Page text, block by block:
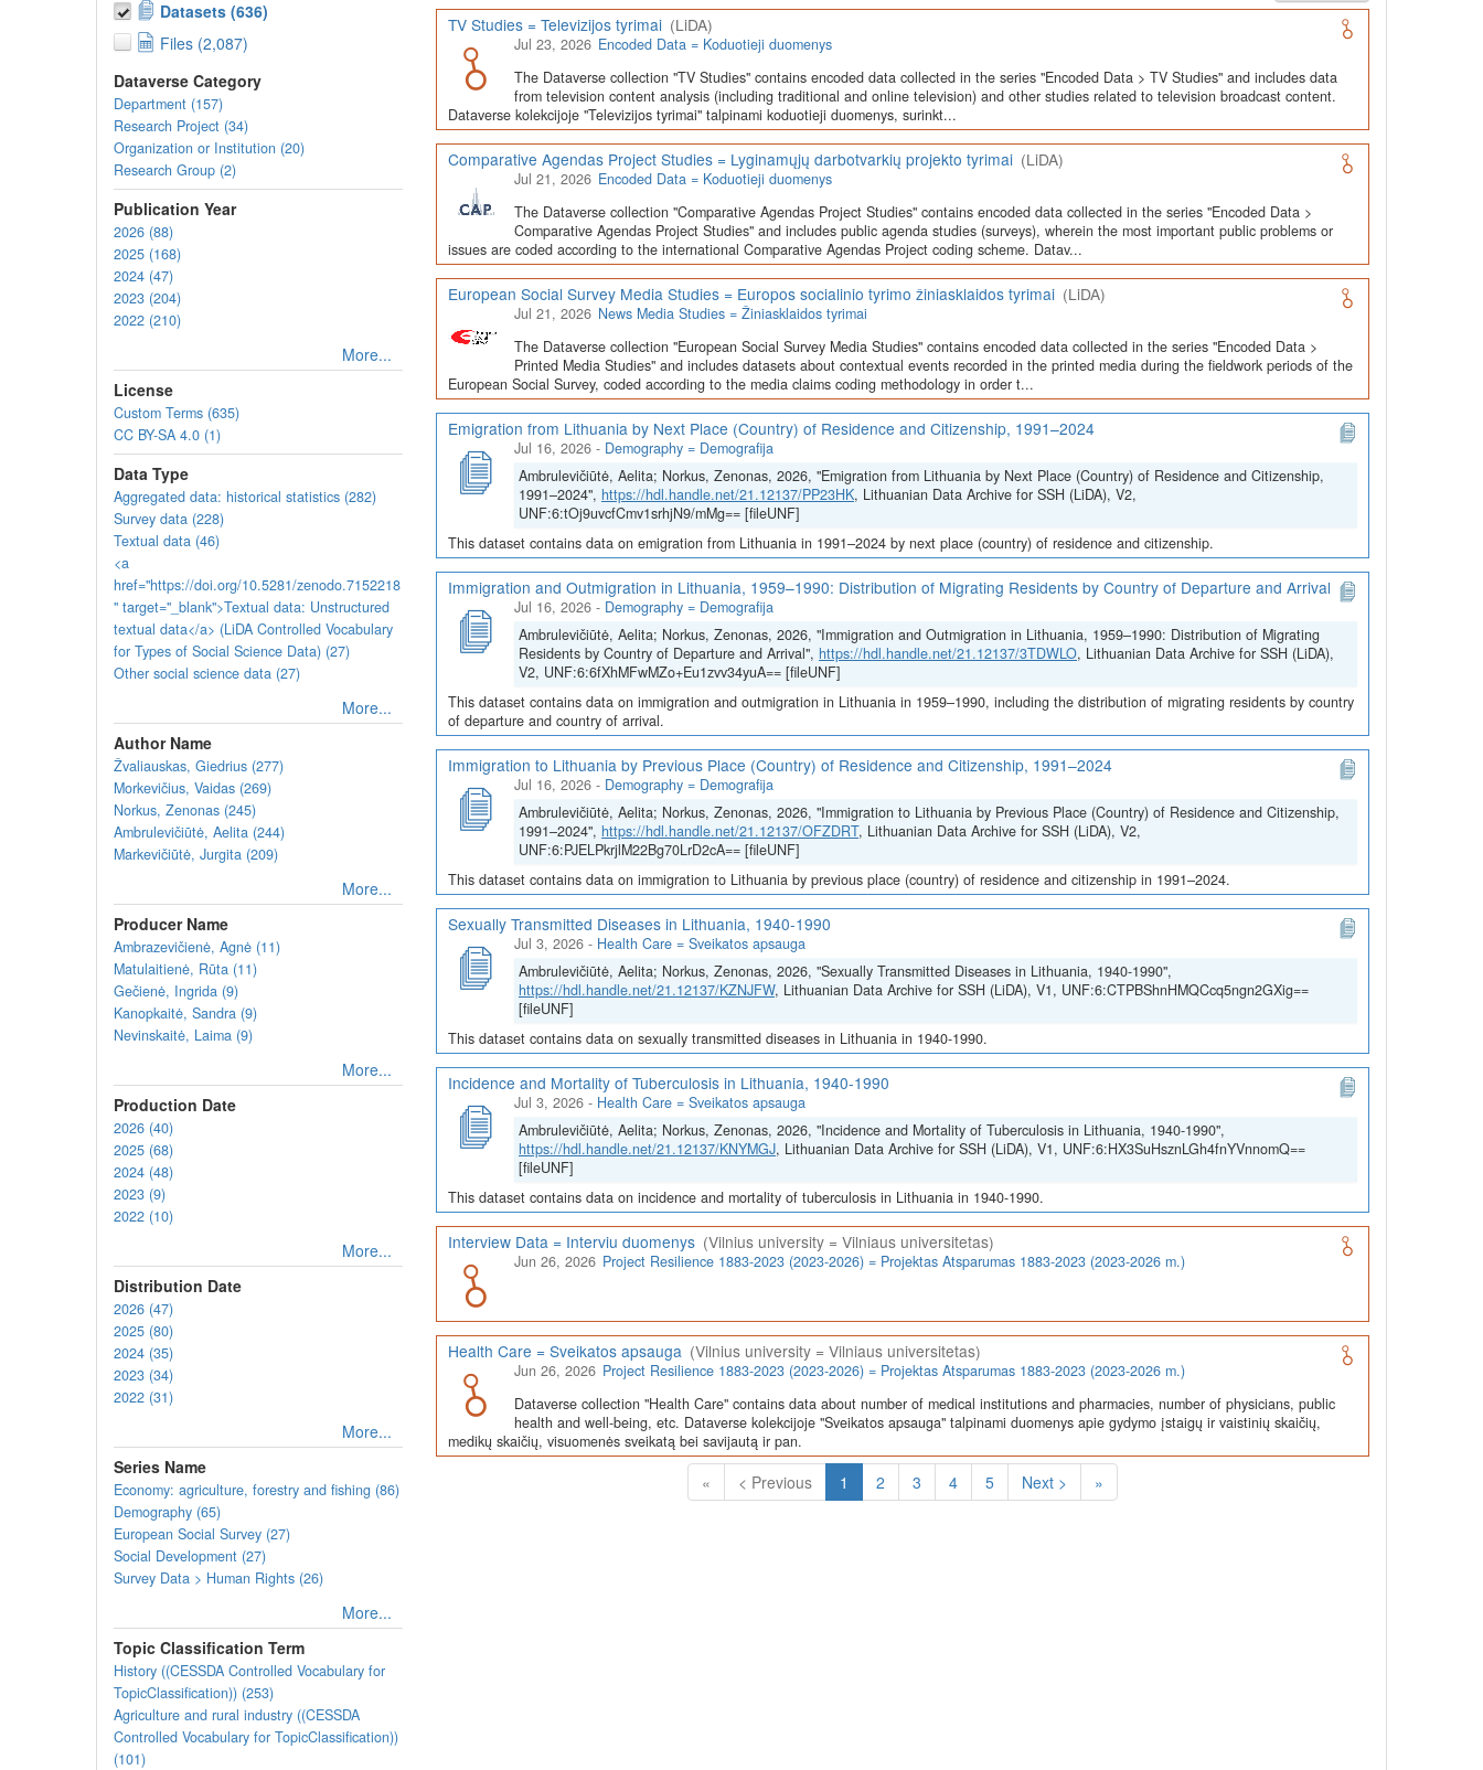
Datasets (636)
Files (2,087)
Dataverse Category
Department (157)
Research Project (34)
Organization or Institution (20)
Research Group (2)
Publication Year
2026 (88)
2025 (168)
2024 (47)
2023 (204)
2022 (210)
More...
License
Custom Terms (635)
CC BY-SA 4.0 (1)
Data Type
Aggregated data: historical statistics (282)
Survey data (228)
Textual data (46)
<a
href="https://doi.org/10.5281/zenodo.7152218
" target="_blank">Textual data: Unstructured
textual data</a> (LiDA Controlled Vocabulary
for Types of Social Science Data) (27)
Other social science data (27)
More...
Author Name
Žvaliauskas, Giedrius (277)
Morkevičius, Vaidas (269)
Norkus, Zenonas (245)
Ambrulevičiūtė, Aelita (244)
Markevičiūtė, Jurgita (209)
More...
Producer Name
Ambrazevičienė, Agnė (11)
Matulaitienė, Rūta (11)
Gečienė, Ingrida (9)
Kanopkaitė, Sandra (9)
Nevinskaitė, Laima (9)
More...
Production Date
2026 (40)
2025 (68)
2024 (48)
2023 (9)
2022 (10)
More...
Distribution Date
2026 (47)
2025 (80)
2024 (35)
2023 (34)
2022 (31)
More...
Series Name
Economy: agriculture, forestry and fishing (86)
Demography (65)
European Social Survey (27)
Social Development (27)
Survey Data > Human Rights (26)
More...
Topic Classification Term
History ((CESSDA Controlled Vocabulary for
TopicClassification)) (253)
Agriculture and rural industry ((CESSDA
Controlled Vocabulary for TopicClassification))
(101)
TV Studies = Televizijos tyrimai (LiDA)
Jul 23, 2026 Encoded Data = Koduotieji duomenys
The Dataverse collection "TV Studies" contains encoded data collected in the series "Encoded Data > TV Studies" and includes data
from television content analysis (including traditional and online television) and other studies related to television broadcast content.
Dataverse kolekcijoje "Televizijos tyrimai" talpinami koduotieji duomenys, surinkt...
Comparative Agendas Project Studies = Lyginamųjų darbotvarkių projekto tyrimai (LiDA)
Jul 21, 2026 Encoded Data = Koduotieji duomenys
The Dataverse collection "Comparative Agendas Project Studies" contains encoded data collected in the series "Encoded Data >
Comparative Agendas Project Studies" and includes public agenda studies (surveys), wherein the most important public problems or
issues are coded according to the international Comparative Agendas Project coding scheme. Datav...
European Social Survey Media Studies = Europos socialinio tyrimo žiniasklaidos tyrimai (LiDA)
Jul 21, 2026 News Media Studies = Žiniasklaidos tyrimai
The Dataverse collection "European Social Survey Media Studies" contains encoded data collected in the series "Encoded Data >
Printed Media Studies" and includes datasets about contextual events recorded in the printed media during the fieldwork periods of the
European Social Survey, coded according to the media claims coding methodology in order t...
Emigration from Lithuania by Next Place (Country) of Residence and Citizenship, 1991–2024
Jul 16, 2026 - Demography = Demografija
Ambrulevičiūtė, Aelita; Norkus, Zenonas, 2026, "Emigration from Lithuania by Next Place (Country) of Residence and Citizenship,
1991–2024", https://hdl.handle.net/21.12137/PP23HK, Lithuanian Data Archive for SSH (LiDA), V2,
UNF:6:tOj9uvcfCmv1srhjN9/mMg== [fileUNF]
This dataset contains data on emigration from Lithuania in 1991–2024 by next place (country) of residence and citizenship.
Immigration and Outmigration in Lithuania, 1959–1990: Distribution of Migrating Residents by Country of Departure and Arrival
Jul 16, 2026 - Demography = Demografija
Ambrulevičiūtė, Aelita; Norkus, Zenonas, 2026, "Immigration and Outmigration in Lithuania, 1959–1990: Distribution of Migrating
Residents by Country of Departure and Arrival", https://hdl.handle.net/21.12137/3TDWLO, Lithuanian Data Archive for SSH (LiDA),
V2, UNF:6:6fXhMFwMZo+Eu1zvv34yuA== [fileUNF]
This dataset contains data on immigration and outmigration in Lithuania in 1959–1990, including the distribution of migrating residents by country
of departure and country of arrival.
Immigration to Lithuania by Previous Place (Country) of Residence and Citizenship, 1991–2024
Jul 16, 2026 - Demography = Demografija
Ambrulevičiūtė, Aelita; Norkus, Zenonas, 2026, "Immigration to Lithuania by Previous Place (Country) of Residence and Citizenship,
1991–2024", https://hdl.handle.net/21.12137/OFZDRT, Lithuanian Data Archive for SSH (LiDA), V2,
UNF:6:PJELPkrjlM22Bg70LrD2cA== [fileUNF]
This dataset contains data on immigration to Lithuania by previous place (country) of residence and citizenship in 1991–2024.
Sexually Transmitted Diseases in Lithuania, 1940-1990
Jul 3, 2026 - Health Care = Sveikatos apsauga
Ambrulevičiūtė, Aelita; Norkus, Zenonas, 2026, "Sexually Transmitted Diseases in Lithuania, 1940-1990",
https://hdl.handle.net/21.12137/KZNJFW, Lithuanian Data Archive for SSH (LiDA), V1, UNF:6:CTPBShnHMQCcq5ngn2GXig==
[fileUNF]
This dataset contains data on sexually transmitted diseases in Lithuania in 1940-1990.
Incidence and Mortality of Tuberculosis in Lithuania, 1940-1990
Jul 3, 2026 - Health Care = Sveikatos apsauga
Ambrulevičiūtė, Aelita; Norkus, Zenonas, 2026, "Incidence and Mortality of Tuberculosis in Lithuania, 1940-1990",
https://hdl.handle.net/21.12137/KNYMGJ, Lithuanian Data Archive for SSH (LiDA), V1, UNF:6:HX3SuHsznLGh4fnYVnnomQ==
[fileUNF]
This dataset contains data on incidence and mortality of tuberculosis in Lithuania in 1940-1990.
Interview Data = Interviu duomenys (Vilnius university = Vilniaus universitetas)
Jun 26, 2026 Project Resilience 1883-2023 (2023-2026) = Projektas Atsparumas 1883-2023 (2023-2026 m.)
Health Care = Sveikatos apsauga (Vilnius university = Vilniaus universitetas)
Jun 26, 2026 Project Resilience 1883-2023 (2023-2026) = Projektas Atsparumas 1883-2023 (2023-2026 m.)
Dataverse collection "Health Care" contains data about number of medical institutions and pharmacies, number of physicians, public
health and well-being, etc. Dataverse kolekcijoje "Sveikatos apsauga" talpinami duomenys apie gydymo įstaigų ir vaistinių skaičių,
medikų skaičių, visuomenės sveikatą bei savijautą ir pan.
« < Previous 1 (Current)
2 3 4 5 Next > »